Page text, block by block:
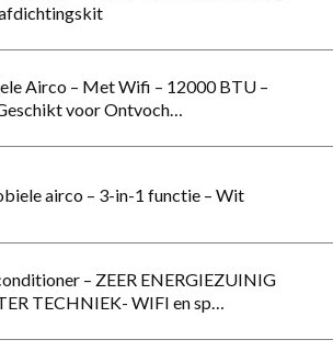
Airco – Met Wifi – 12000 BTU –
voor Ontvoch…
airco – 3-in-1 functie – Wit
– ZEER ENERGIEZUINIG
TECHNIEK- WIFI en sp…